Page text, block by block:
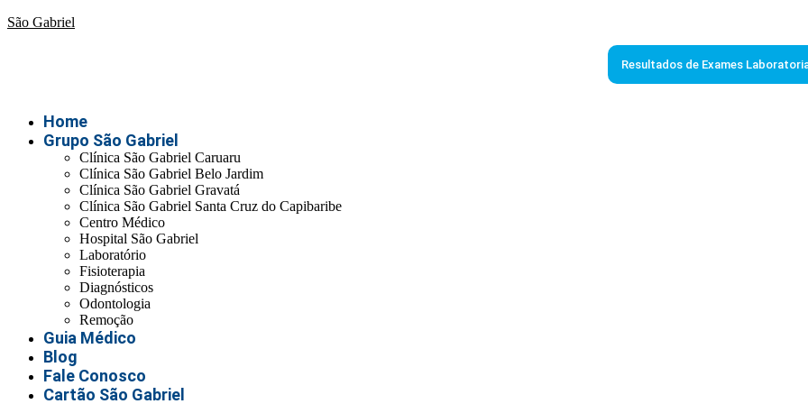
São Gabriel
Resultados de Exames
Home
Grupo São Gabriel
Clínica São Gabriel Caruaru
Clínica São Gabriel Belo Jardim
Clínica São Gabriel Gravatá
Clínica São Gabriel Santa Cruz do Capibaribe
Centro Médico
Hospital São Gabriel
Laboratório
Fisioterapia
Diagnósticos
Odontologia
Remoção
Guia Médico
Blog
Fale Conosco
Cartão São Gabriel